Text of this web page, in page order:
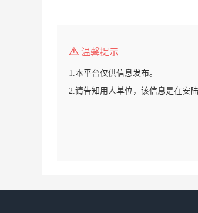
温馨提示
1.本平台仅供信息发布。
2.请告知用人单位，该信息是在安